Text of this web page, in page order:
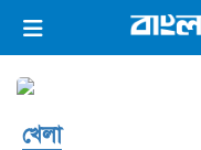
ভিডিও ই-পেপার
খেলা